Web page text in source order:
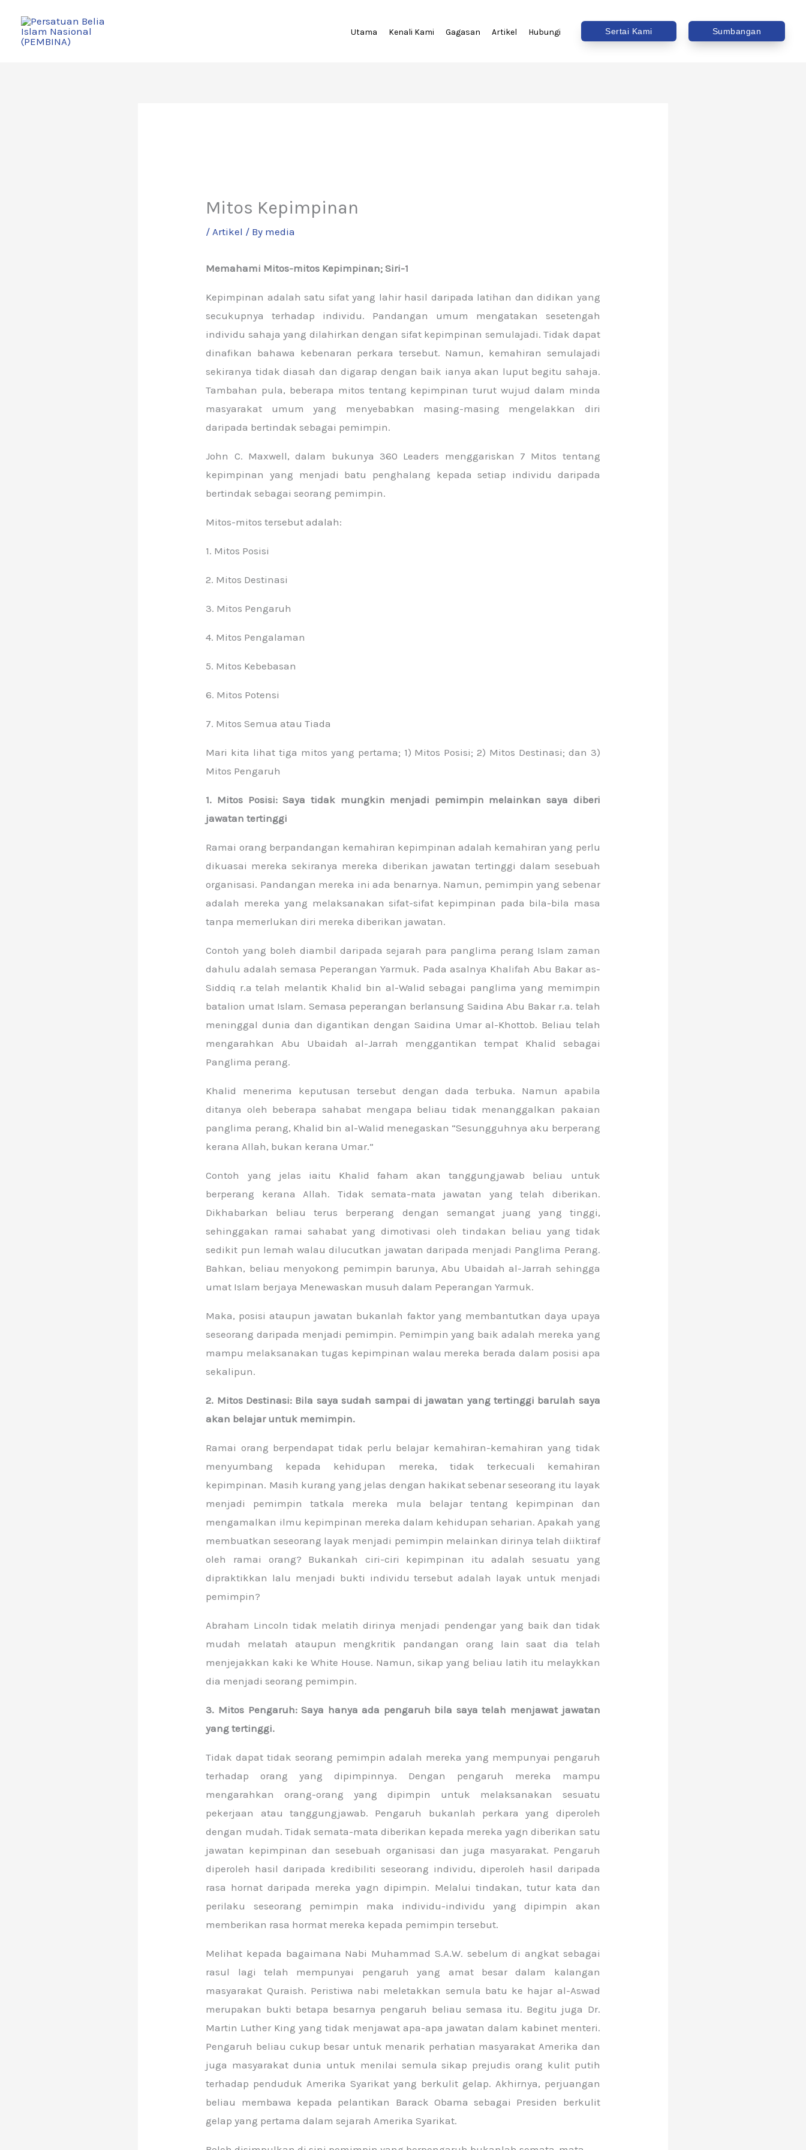
content
Utama Kenali Kami Gagasan Artikel Hubungi Sertai Kami Sumbangan
Mitos Kepimpinan
/ Artikel / By media
Memahami Mitos-mitos Kepimpinan; Siri-1
Kepimpinan adalah satu sifat yang lahir hasil daripada latihan dan didikan yang
secukupnya terhadap individu. Pandangan umum mengatakan sesetengah
individu sahaja yang dilahirkan dengan sifat kepimpinan semulajadi. Tidak dapat
dinafikan bahawa kebenaran perkara tersebut. Namun, kemahiran semulajadi
sekiranya tidak diasah dan digarap dengan baik ianya akan luput begitu sahaja.
Tambahan pula, beberapa mitos tentang kepimpinan turut wujud dalam minda
masyarakat umum yang menyebabkan masing-masing mengelakkan diri
daripada bertindak sebagai pemimpin.
John C. Maxwell, dalam bukunya 360 Leaders menggariskan 7 Mitos tentang
kepimpinan yang menjadi batu penghalang kepada setiap individu daripada
bertindak sebagai seorang pemimpin.
Mitos-mitos tersebut adalah:
1. Mitos Posisi
2. Mitos Destinasi
3. Mitos Pengaruh
4. Mitos Pengalaman
5. Mitos Kebebasan
6. Mitos Potensi
7. Mitos Semua atau Tiada
Mari kita lihat tiga mitos yang pertama; 1) Mitos Posisi; 2) Mitos Destinasi; dan 3)
Mitos Pengaruh
1. Mitos Posisi: Saya tidak mungkin menjadi pemimpin melainkan saya diberi
jawatan tertinggi
Ramai orang berpandangan kemahiran kepimpinan adalah kemahiran yang perlu
dikuasai mereka sekiranya mereka diberikan jawatan tertinggi dalam sesebuah
organisasi. Pandangan mereka ini ada benarnya. Namun, pemimpin yang sebenar
adalah mereka yang melaksanakan sifat-sifat kepimpinan pada bila-bila masa
tanpa memerlukan diri mereka diberikan jawatan.
Contoh yang boleh diambil daripada sejarah para panglima perang Islam zaman
dahulu adalah semasa Peperangan Yarmuk. Pada asalnya Khalifah Abu Bakar as-
Siddiq r.a telah melantik Khalid bin al-Walid sebagai panglima yang memimpin
batalion umat Islam. Semasa peperangan berlansung Saidina Abu Bakar r.a. telah
meninggal dunia dan digantikan dengan Saidina Umar al-Khottob. Beliau telah
mengarahkan Abu Ubaidah al-Jarrah menggantikan tempat Khalid sebagai
Panglima perang.
Khalid menerima keputusan tersebut dengan dada terbuka. Namun apabila
ditanya oleh beberapa sahabat mengapa beliau tidak menanggalkan pakaian
panglima perang, Khalid bin al-Walid menegaskan “Sesungguhnya aku berperang
kerana Allah, bukan kerana Umar.”
Contoh yang jelas iaitu Khalid faham akan tanggungjawab beliau untuk
berperang kerana Allah. Tidak semata-mata jawatan yang telah diberikan.
Dikhabarkan beliau terus berperang dengan semangat juang yang tinggi,
sehinggakan ramai sahabat yang dimotivasi oleh tindakan beliau yang tidak
sedikit pun lemah walau dilucutkan jawatan daripada menjadi Panglima Perang.
Bahkan, beliau menyokong pemimpin barunya, Abu Ubaidah al-Jarrah sehingga
umat Islam berjaya Menewaskan musuh dalam Peperangan Yarmuk.
Maka, posisi ataupun jawatan bukanlah faktor yang membantutkan daya upaya
seseorang daripada menjadi pemimpin. Pemimpin yang baik adalah mereka yang
mampu melaksanakan tugas kepimpinan walau mereka berada dalam posisi apa
sekalipun.
2. Mitos Destinasi: Bila saya sudah sampai di jawatan yang tertinggi barulah saya
akan belajar untuk memimpin.
Ramai orang berpendapat tidak perlu belajar kemahiran-kemahiran yang tidak
menyumbang kepada kehidupan mereka, tidak terkecuali kemahiran
kepimpinan. Masih kurang yang jelas dengan hakikat sebenar seseorang itu layak
menjadi pemimpin tatkala mereka mula belajar tentang kepimpinan dan
mengamalkan ilmu kepimpinan mereka dalam kehidupan seharian. Apakah yang
membuatkan seseorang layak menjadi pemimpin melainkan dirinya telah diiktiraf
oleh ramai orang? Bukankah ciri-ciri kepimpinan itu adalah sesuatu yang
dipraktikkan lalu menjadi bukti individu tersebut adalah layak untuk menjadi
pemimpin?
Abraham Lincoln tidak melatih dirinya menjadi pendengar yang baik dan tidak
mudah melatah ataupun mengkritik pandangan orang lain saat dia telah
menjejakkan kaki ke White House. Namun, sikap yang beliau latih itu melaykkan
dia menjadi seorang pemimpin.
3. Mitos Pengaruh: Saya hanya ada pengaruh bila saya telah menjawat jawatan
yang tertinggi.
Tidak dapat tidak seorang pemimpin adalah mereka yang mempunyai pengaruh
terhadap orang yang dipimpinnya. Dengan pengaruh mereka mampu
mengarahkan orang-orang yang dipimpin untuk melaksanakan sesuatu
pekerjaan atau tanggungjawab. Pengaruh bukanlah perkara yang diperoleh
dengan mudah. Tidak semata-mata diberikan kepada mereka yagn diberikan satu
jawatan kepimpinan dan sesebuah organisasi dan juga masyarakat. Pengaruh
diperoleh hasil daripada kredibiliti seseorang individu, diperoleh hasil daripada
rasa hornat daripada mereka yagn dipimpin. Melalui tindakan, tutur kata dan
perilaku seseorang pemimpin maka individu-individu yang dipimpin akan
memberikan rasa hormat mereka kepada pemimpin tersebut.
Melihat kepada bagaimana Nabi Muhammad S.A.W. sebelum di angkat sebagai
rasul lagi telah mempunyai pengaruh yang amat besar dalam kalangan
masyarakat Quraish. Peristiwa nabi meletakkan semula batu ke hajar al-Aswad
merupakan bukti betapa besarnya pengaruh beliau semasa itu. Begitu juga Dr.
Martin Luther King yang tidak menjawat apa-apa jawatan dalam kabinet menteri.
Pengaruh beliau cukup besar untuk menarik perhatian masyarakat Amerika dan
juga masyarakat dunia untuk menilai semula sikap prejudis orang kulit putih
terhadap penduduk Amerika Syarikat yang berkulit gelap. Akhirnya, perjuangan
beliau membawa kepada pelantikan Barack Obama sebagai Presiden berkulit
gelap yang pertama dalam sejarah Amerika Syarikat.